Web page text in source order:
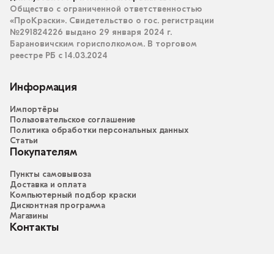
Общество с ограниченной ответственностью
«ПроКраски». Свидетельство о гос. регистрации
№291824226 выдано 29 января 2024 г.
Барановичским горисполкомом. В торговом
реестре РБ с 14.03.2024
Информация
Импортёры
Пользовательское соглашение
Политика обработки персональных данных
Статьи
Покупателям
Пункты самовывоза
Доставка и оплата
Компьютерный подбор краски
Дисконтная программа
Магазины
Контакты